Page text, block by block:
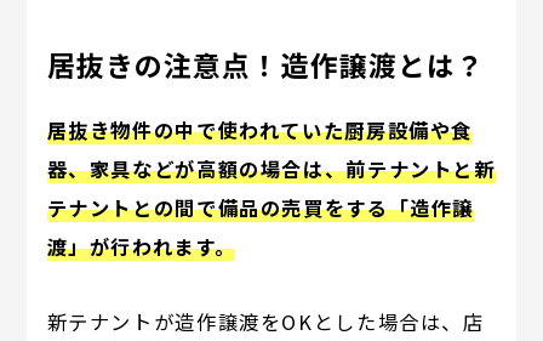
居抜きの注意点！造作譲渡とは？
居抜き物件の中で使われていた厨房設備や食
器、家具などが高額の場合は、前テナントと新
テナントとの間で備品の売買をする「造作譲
渡」が行われます。
新テナントが造作譲渡をOKとした場合は、店